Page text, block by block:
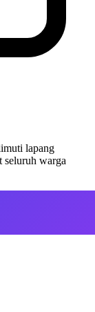
lapang
warga